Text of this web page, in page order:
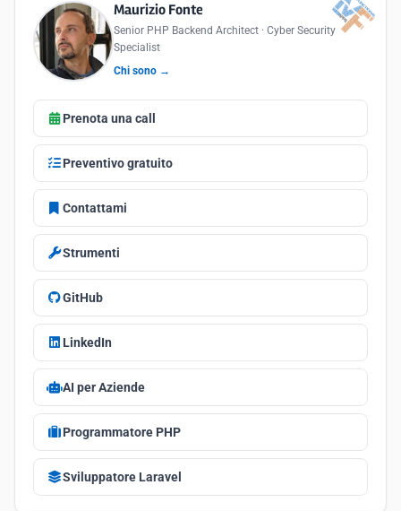
Maurizio Fonte
Senior PHP Backend Architect · Cyber Security
Specialist
Chi sono →
Prenota una call
Preventivo gratuito
Contattami
Strumenti
GitHub
LinkedIn
AI per Aziende
Programmatore PHP
Sviluppatore Laravel